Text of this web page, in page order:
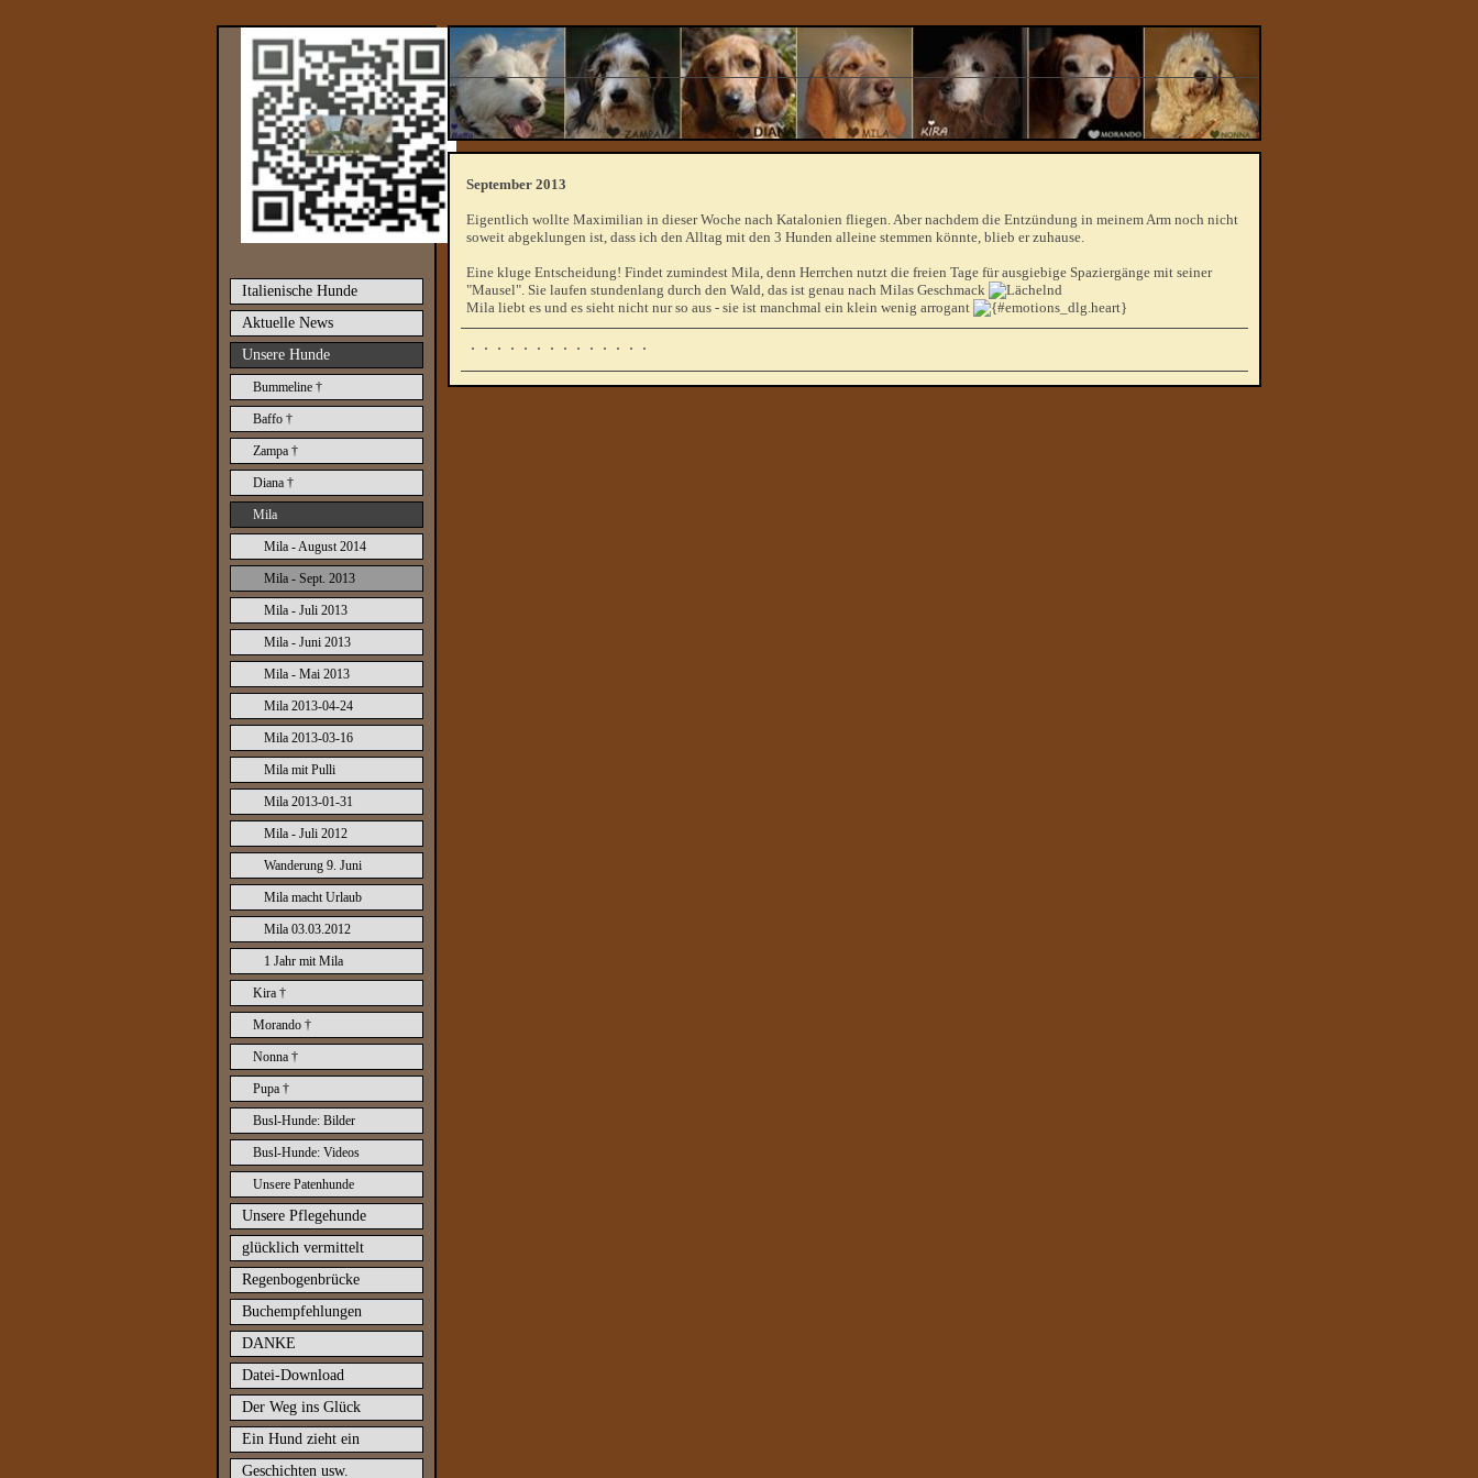
Italienische Hunde
Aktuelle News
Unsere Hunde
Bummeline †
Baffo †
Zampa †
Diana †
Mila
Mila - August 2014
Mila - Sept. 2013
Mila - Juli 2013
Mila - Juni 2013
Mila - Mai 2013
Mila 2013-04-24
Mila 2013-03-16
Mila mit Pulli
Mila 2013-01-31
Mila - Juli 2012
Wanderung 9. Juni
Mila macht Urlaub
Mila 03.03.2012
1 Jahr mit Mila
Kira †
Morando †
Nonna †
Pupa †
Busl-Hunde: Bilder
Busl-Hunde: Videos
Unsere Patenhunde
Unsere Pflegehunde
glücklich vermittelt
Regenbogenbrücke
Buchempfehlungen
DANKE
Datei-Download
Der Weg ins Glück
Ein Hund zieht ein
Geschichten usw.
September 2013
Eigentlich wollte Maximilian in dieser Woche nach Katalonien fliegen. Aber nachdem die Entzündung in meinem Arm noch nicht
soweit abgeklungen ist, dass ich den Alltag mit den 3 Hunden alleine stemmen könnte, blieb er zuhause.
Eine kluge Entscheidung! Findet zumindest Mila, denn Herrchen nutzt die freien Tage für ausgiebige Spaziergänge mit seiner
"Mausel". Sie laufen stundenlang durch den Wald, das ist genau nach Milas Geschmack
Mila liebt es und es sieht nicht nur so aus - sie ist manchmal ein klein wenig arrogant